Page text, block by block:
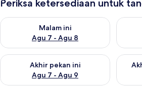
Periksa ketersediaan untuk
Malam ini
Agu 7 - Agu 8
Periksa ketersediaan untuk malam ini
Akhir pekan ini
Agu 7 - Agu 9
Periksa ketersediaan untuk akhir pekan